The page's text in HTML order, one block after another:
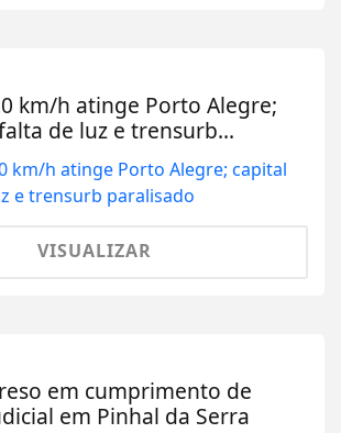
km/h atinge Porto Alegre;
de luz e trensurb...
VISUALIZAR
em cumprimento de
em Pinhal da Serra